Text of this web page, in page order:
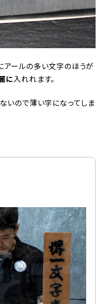
アールの多い文字のほうが
に入れれます。
いので薄い字になってしま